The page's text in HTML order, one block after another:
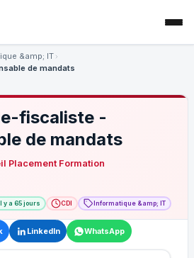
&amp; IT
de mandats
fiscaliste -
de mandats
Placement Formation
y a 65 jours CDI Informatique &amp; IT
LinkedIn WhatsApp